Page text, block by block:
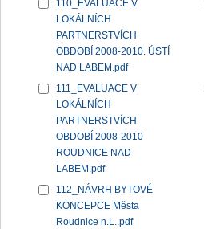
110_EVALUACE V
LOKÁLNÍCH
PARTNERSTVÍCH
OBDOBÍ 2008-2010. ÚSTÍ
NAD LABEM.pdf
111_EVALUACE V
LOKÁLNÍCH
PARTNERSTVÍCH
OBDOBÍ 2008-2010
ROUDNICE NAD
LABEM.pdf
112_NÁVRH BYTOVÉ
KONCEPCE Města
Roudnice n.L..pdf